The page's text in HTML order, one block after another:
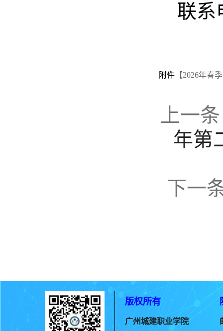
联系
附件 【2026年春
上一
年第
下一
版权所有
广州城建职业学院